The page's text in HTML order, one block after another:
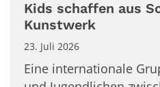
Kids schaffen aus
Kunstwerk
23. Juli 2026
Eine internationale